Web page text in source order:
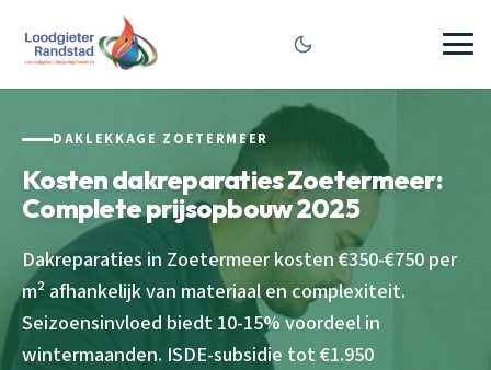
DAKLEKKAGE ZOETERMEER
Kosten dakreparaties Zoetermeer:
Complete prijsopbouw 2025
Dakreparaties in Zoetermeer kosten €350-€750 per
m² afhankelijk van materiaal en complexiteit.
Seizoensinvloed biedt 10-15% voordeel in
wintermaanden. ISDE-subsidie tot €1.950